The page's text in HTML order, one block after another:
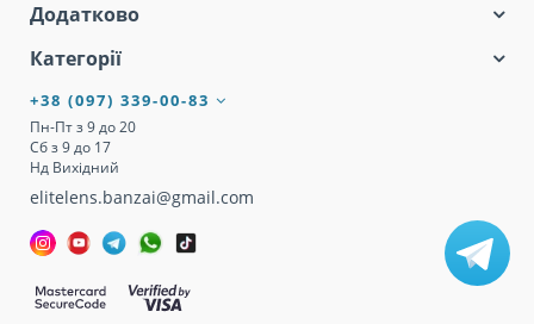
Додатково
Категорії
+38 (097) 339-00-83
Пн-Пт з 9 до 20
Сб з 9 до 17
Нд Вихідний
elitelens.banzai@gmail.com